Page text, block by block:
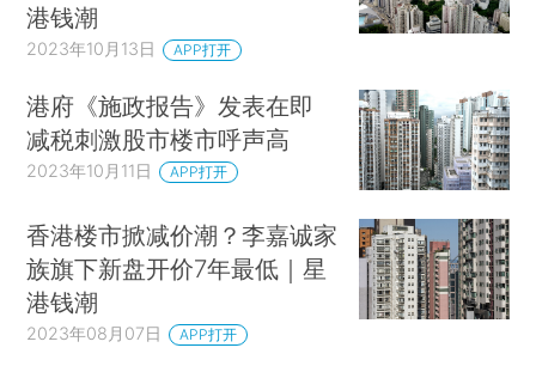
港钱潮
2023年10月13日 APP打开
港府《施政报告》发表在即
减税刺激股市楼市呼声高
2023年10月11日 APP打开
香港楼市掀减价潮？李嘉诚家
族旗下新盘开价7年最低｜星
港钱潮
2023年08月07日 APP打开